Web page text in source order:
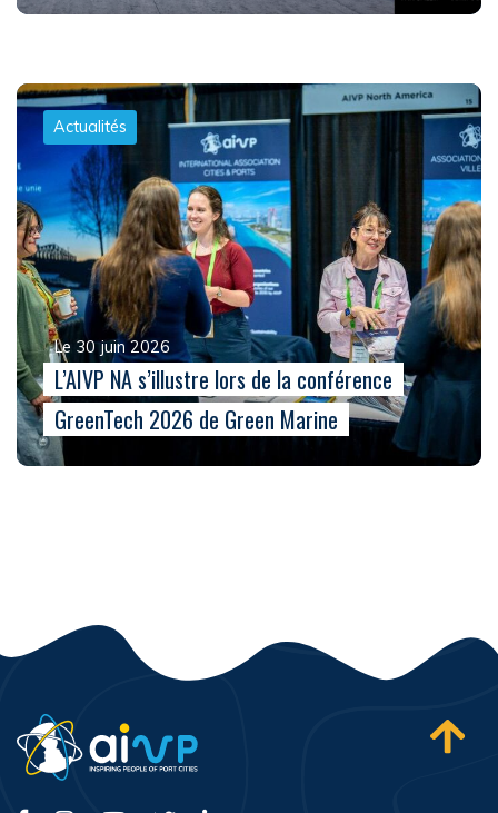
Actualités
Le 30 juin 2026
L’AIVP NA s’illustre lors de la conférence
GreenTech 2026 de Green Marine